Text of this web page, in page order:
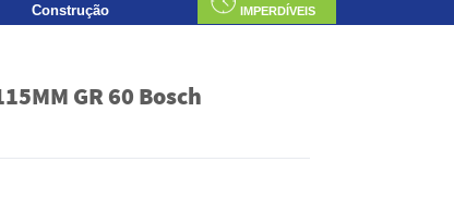
Construção
IMPERDÍVEIS
GR 60 Bosch